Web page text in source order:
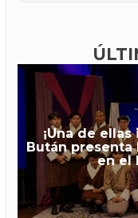
¡Una de
Bután
en el